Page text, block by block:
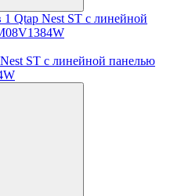
ST с линейной панелью